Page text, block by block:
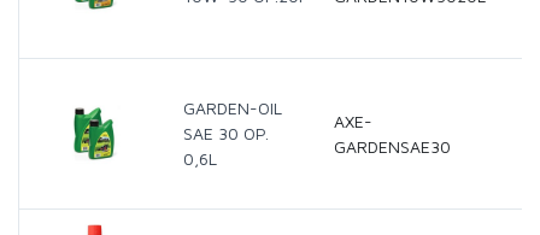
GARDEN-OIL
SAE 30 OP.
0,6L
AXE-
GARDENSAE30